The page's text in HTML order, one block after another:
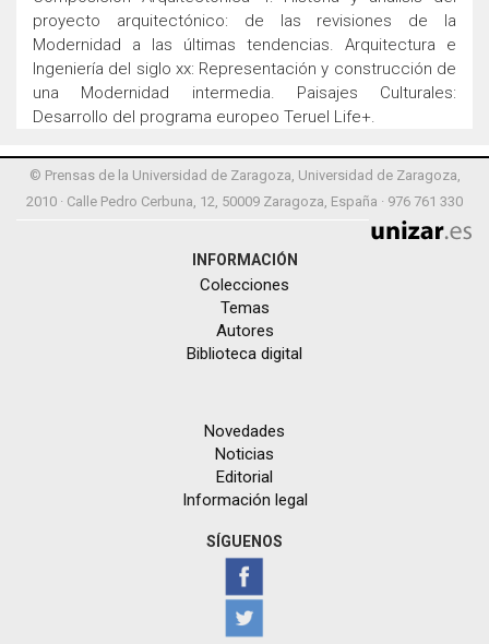
proyecto arquitectónico: de las revisiones de la
Modernidad a las últimas tendencias. Arquitectura e
Ingeniería del siglo xx: Representación y construcción de
una Modernidad intermedia. Paisajes Culturales:
Desarrollo del programa europeo Teruel Life+.
© Prensas de la Universidad de Zaragoza, Universidad de Zaragoza,
2010 · Calle Pedro Cerbuna, 12, 50009 Zaragoza, España · 976 761 330
INFORMACIÓN
Colecciones
Temas
Autores
Biblioteca digital
Novedades
Noticias
Editorial
Información legal
SÍGUENOS